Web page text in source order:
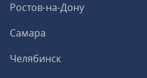
Ростов-на-Дону
Самара
Челябинск